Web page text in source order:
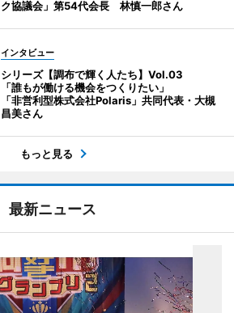
ク協議会」第54代会長 林慎一郎さん
インタビュー
シリーズ【調布で輝く人たち】Vol.03
「誰もが働ける機会をつくりたい」
「非営利型株式会社Polaris」共同代表・大槻
昌美さん
もっと見る
最新ニュース